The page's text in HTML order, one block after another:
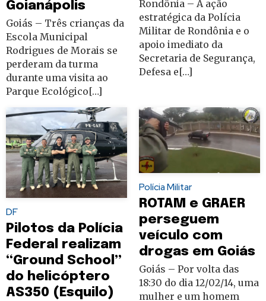
Goianápolis
Goiás – Três crianças da
Escola Municipal
Rodrigues de Morais se
perderam da turma
durante uma visita ao
Parque Ecológico[…]
Rondônia – A ação
estratégica da Polícia
Militar de Rondônia e o
apoio imediato da
Secretaria de Segurança,
Defesa e[…]
DF
Pilotos da Polícia
Federal realizam
“Ground School”
do helicóptero
AS350 (Esquilo)
Polícia Militar
ROTAM e GRAER
perseguem
veículo com
drogas em Goiás
Goiás – Por volta das
18:30 do dia 12/02/14, uma
mulher e um homem